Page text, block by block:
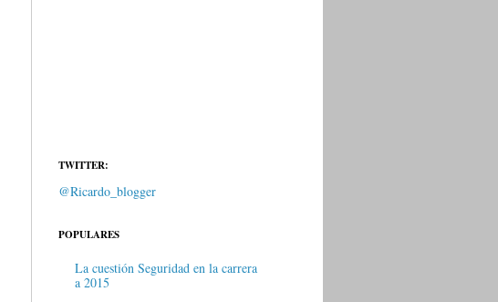
TWITTER:
@Ricardo_blogger
POPULARES
La cuestión Seguridad en la carrera
a 2015